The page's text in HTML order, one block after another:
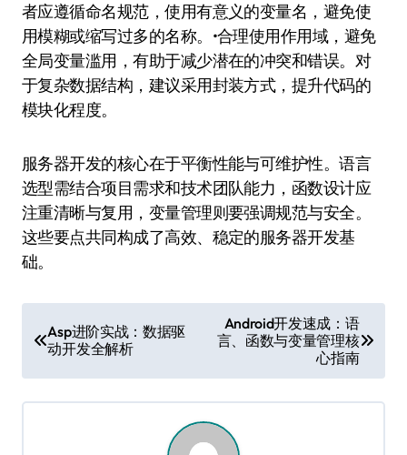
者应遵循命名规范，使用有意义的变量名，避免使
用模糊或缩写过多的名称。•合理使用作用域，避免
全局变量滥用，有助于减少潜在的冲突和错误。对
于复杂数据结构，建议采用封装方式，提升代码的
模块化程度。
服务器开发的核心在于平衡性能与可维护性。语言
选型需结合项目需求和技术团队能力，函数设计应
注重清晰与复用，变量管理则要强调规范与安全。
这些要点共同构成了高效、稳定的服务器开发基
础。
章
导
航
Asp进阶实战：数据驱
动开发全解析
Android开发速成：语
言、函数与变量管理核
心指南